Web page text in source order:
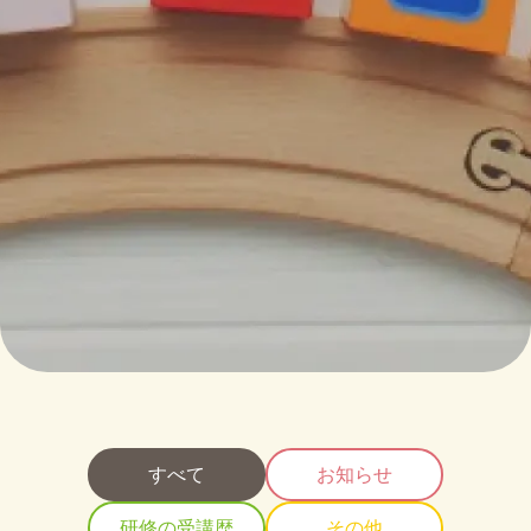
すべて お知らせ